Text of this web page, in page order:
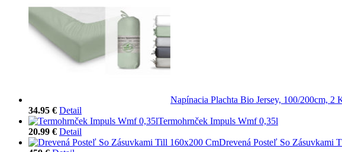
Napínacia Plachta Bio Jersey, 100/200cm, 2
34.95 € Detail
Termohrnček Impuls Wmf 0,35l
20.99 € Detail
Drevená Posteľ So Zásuvkami